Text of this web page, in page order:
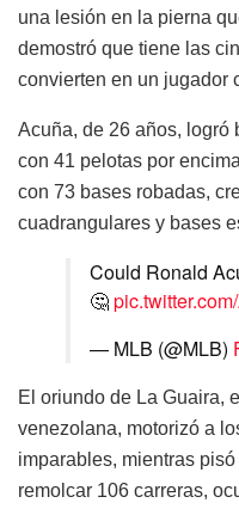
una lesión en la pierna
demostró que tiene las
convierten en un jugador
Acuña, de 26 años, logró
con 41 pelotas por
con 73 bases robadas,
cuadrangulares y bases
Could Ronald
🤔
— MLB (@MLB)
El oriundo de La Guaira,
venezolana, motorizó a
imparables, mientras
remolcar 106 carreras,